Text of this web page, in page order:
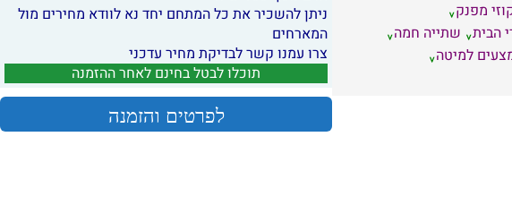
מפנק
הבית שתייה חמה
למיטה
ניתן להשכיר את כל המתחם יחד נא לוודא מחירים מול
המארחים
צרו עמנו קשר לבדיקת מחיר עדכני
תוכלו לבטל בחינם לאחר ההזמנה
לפרטים והזמנה